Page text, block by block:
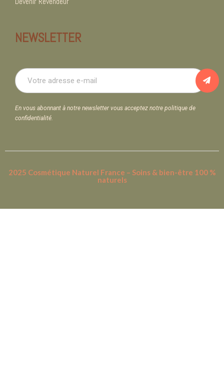
NEWSLETTER
En vous abonnant à notre newsletter vous acceptez notre politique de
confidentialité.
2025 Cosmétique Naturel France – Soins & bien-être 100 %
naturels